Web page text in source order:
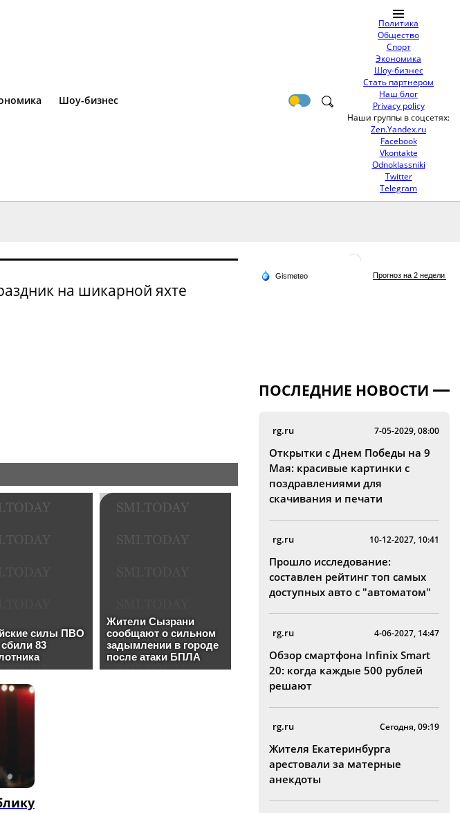
Шоу-бизнес
Политика
Общество
Спорт
Экономика
Шоу-бизнес
Стать партнером
Наш блог
Privacy policy
Наши группы в соцсетях:
Zen.Yandex.ru
Facebook
Vkontakte
Odnoklassniki
Twitter
Telegram
на шикарной яхте
ПОСЛЕДНИЕ НОВОСТИ
rg.ru 7-05-2029, 08:00
Открытки с Днем Победы на 9
Мая: красивые картинки с
поздравлениями для
скачивания и печати
rg.ru 10-12-2027, 10:41
Прошло исследование:
составлен рейтинг топ самых
доступных авто с "автоматом"
rg.ru 4-06-2027, 14:47
Обзор смартфона Infinix Smart
20: когда каждые 500 рублей
решают
rg.ru Сегодня, 09:19
Жителя Екатеринбурга
арестовали за матерные
анекдоты